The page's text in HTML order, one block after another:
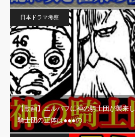
日本ドラマ考察
【動画】エルバフに神の騎士団が襲来
騎士団の正体は●●●の…